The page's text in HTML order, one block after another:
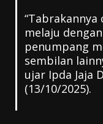
melaju
penumpang
sembilan
ujar Ipda Jaja
(13/10/2025).